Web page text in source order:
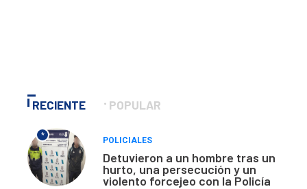
RECIENTE POPULAR
*
POLICIALES
Detuvieron a un hombre tras un
hurto, una persecución y un
violento forcejeo con la Policía